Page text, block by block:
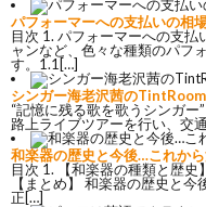
パフォーマーへの支払いの相
目次 1. パフォーマーへの支
ャンなど、色々な種類のパフ
す。1.1[…]
シンガー海老沢茜のTintRoom
“記憶に残る歌を歌うシンガ
路上ライブツアーを行い、交
和楽器の歴史と今後…これか
目次 1. 【和楽器の種類と歴
【まとめ】 和楽器の歴史と
正[…]